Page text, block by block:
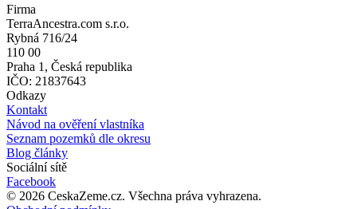
Firma
TerraAncestra.com s.r.o.
Rybná 716/24
110 00
Praha 1, Česká republika
IČO: 21837643
Odkazy
Kontakt
Návod na ověření vlastníka
Seznam pozemků dle okresu
Blog články
Sociální sítě
Facebook
© 2026 CeskaZeme.cz. Všechna práva vyhrazena.